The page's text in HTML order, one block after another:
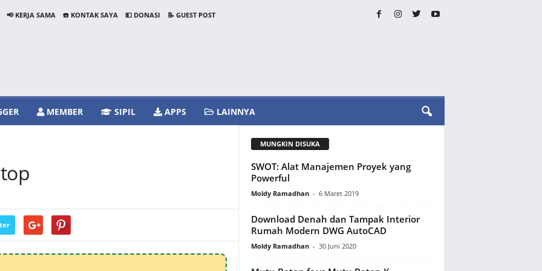
📢 KERJA SAMA ☎️ KONTAK SAYA 💵 DONASI
📝 GUEST POST
MEMBER SIPIL APPS LAINNYA
MUNGKIN DISUKA
SWOT: Alat Manajemen Proyek yang
Powerful
Moldy Ramadhan - 6 Maret 2019
Download Denah dan Tampak Interior
Rumah Modern DWG AutoCAD
Moldy Ramadhan - 30 Juni 2020